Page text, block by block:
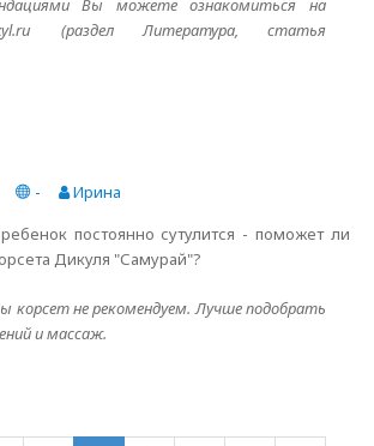
Вы можете ознакомиться на
(раздел Литература, статья
-
Ирина
постоянно сутулится - поможет ли
Дикуля "Самурай"?
корсет не рекомендуем. Лучше подобрать
и массаж.